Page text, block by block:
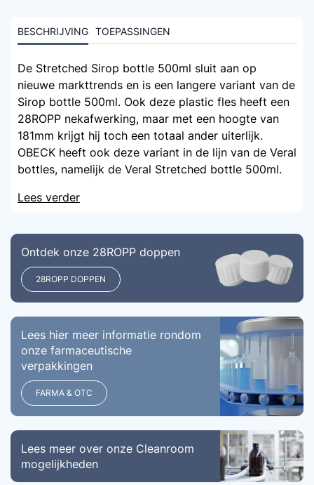
BESCHRIJVING TOEPASSINGEN
De Stretched Sirop bottle 500ml sluit aan op
nieuwe markttrends en is een langere variant van de
Sirop bottle 500ml. Ook deze plastic fles heeft een
28ROPP nekafwerking, maar met een hoogte van
181mm krijgt hij toch een totaal ander uiterlijk.
OBECK heeft ook deze variant in de lijn van de Veral
bottles, namelijk de Veral Stretched bottle 500ml.
Lees verder
Ontdek onze 28ROPP doppen
28ROPP DOPPEN
Lees hier meer informatie rondom
onze farmaceutische
verpakkingen
FARMA & OTC
Lees meer over onze Cleanroom
mogelijkheden